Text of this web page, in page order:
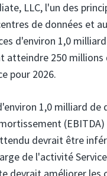
LLC, l'un des
de données et
d'environ 1,0
atteindre 250
pour 2026.
1,0 milliard
devrait être
de l'activité